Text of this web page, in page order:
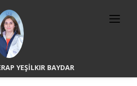
YEŞİLKIR BAYDAR